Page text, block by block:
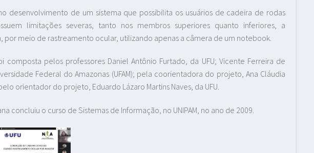
desenvolvimento de um sistema que possibilita os usuários de cadeira de rodas
limitações severas, tanto nos membros superiores quanto inferiores, a
por meio de rastreamento ocular, utilizando apenas a câmera de um notebook.
composta pelos professores Daniel Antônio Furtado, da UFU; Vicente Ferreira de
Federal do Amazonas (UFAM); pela coorientadora do projeto, Ana Cláudia
orientador do projeto, Eduardo Lázaro Martins Naves, da UFU.
concluiu o curso de Sistemas de Informação, no UNIPAM, no ano de 2009.